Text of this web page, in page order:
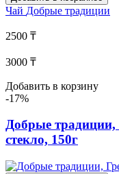
Чай Добрые традиции
2500 ₸
3000 ₸
Добавить в корзину
-17%
Добрые
стекло, 150г